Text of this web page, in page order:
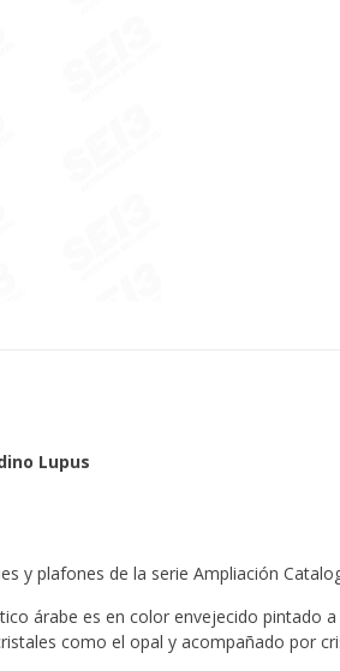
Lupus
y plafones de la serie Ampliación
árabe es en color envejecido pintado
como el opal y acompañado por